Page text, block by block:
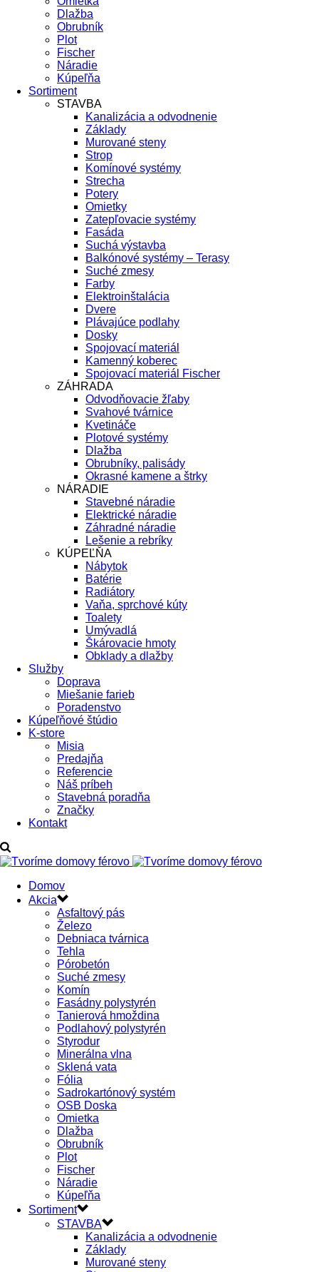
Dlažba
Obrubník
Plot
Fischer
Náradie
Kúpeľňa
Sortiment
STAVBA
Kanalizácia a odvodnenie
Základy
Murované steny
Strop
Komínové systémy
Strecha
Potery
Omietky
Zatepľovacie systémy
Fasáda
Suchá výstavba
Balkónové systémy – Terasy
Suché zmesy
Farby
Elektroinštalácia
Dvere
Plávajúce podlahy
Dosky
Spojovací materiál
Kamenný koberec
Spojovací materiál Fischer
ZÁHRADA
Odvodňovacie žľaby
Svahové tvárnice
Kvetináče
Plotové systémy
Dlažba
Obrubníky, palisády
Okrasné kamene a štrky
NÁRADIE
Stavebné náradie
Elektrické náradie
Záhradné náradie
Lešenie a rebríky
KÚPEĽŇA
Nábytok
Batérie
Radiátory
Vaňa, sprchové kúty
Toalety
Umývadlá
Škárovacie hmoty
Obklady a dlažby
Služby
Doprava
Miešanie farieb
Poradenstvo
Kúpeľňové štúdio
K-store
Misia
Predajňa
Referencie
Náš príbeh
Stavebná poradňa
Značky
Kontakt
Domov
Akcia
Asfaltový pás
Železo
Debniaca tvárnica
Tehla
Pórobetón
Suché zmesy
Komín
Fasádny polystyrén
Tanierová hmoždina
Podlahový polystyrén
Styrodur
Minerálna vlna
Sklená vata
Fólia
Sadrokartónový systém
OSB Doska
Omietka
Dlažba
Obrubník
Plot
Fischer
Náradie
Kúpeľňa
Sortiment
STAVBA
Kanalizácia a odvodnenie
Základy
Murované steny